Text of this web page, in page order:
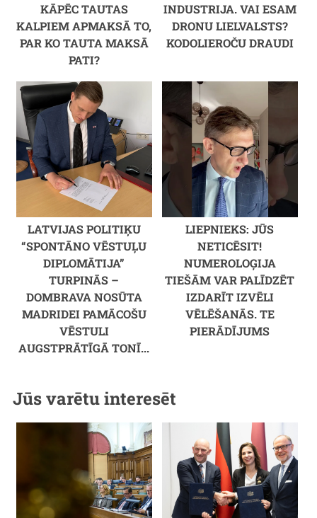
KĀPĒC TAUTAS
KALPIEM APMAKSĀ TO,
PAR KO TAUTA MAKSĀ
PATI?
INDUSTRIJA. VAI ESAM
DRONU LIELVALSTS?
KODOLIEROČU DRAUDI
LATVIJAS POLITIĶU
“SPONTĀNO VĒSTUĻU
DIPLOMĀTIJA”
TURPINĀS –
DOMBRAVA NOSŪTA
MADRIDEI PAMĀCOŠU
VĒSTULI
AUGSTPRĀTĪGĀ TONĪ...
LIEPNIEKS: JŪS
NETICĒSIT!
NUMEROLOĢIJA
TIEŠĀM VAR PALĪDZĒT
IZDARĪT IZVĒLI
VĒLĒŠANĀS. TE
PIERĀDĪJUMS
Jūs varētu interesēt